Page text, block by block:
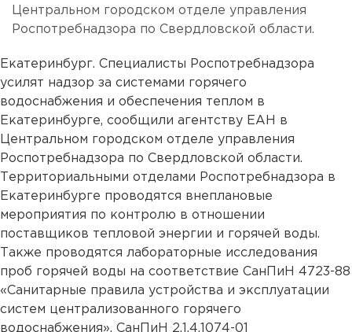
Центральном городском отделе управления
Роспотребнадзора по Свердловской области.
Екатеринбург. Специалисты Роспотребнадзора
усилят надзор за системами горячего
водоснабжения и обеспечения теплом в
Екатеринбурге, сообщили агентству ЕАН в
Центральном городском отделе управления
Роспотребнадзора по Свердловской области.
Территориальными отделами Роспотребнадзора в
Екатеринбурге проводятся внеплановые
мероприятия по контролю в отношении
поставщиков тепловой энергии и горячей воды.
Также проводятся лабораторные исследования
проб горячей воды на соответствие СанПиН 4723-88
«Санитарные правила устройства и эксплуатации
систем централизованного горячего
водоснабжения», СанПиН 2.1.4.1074-01